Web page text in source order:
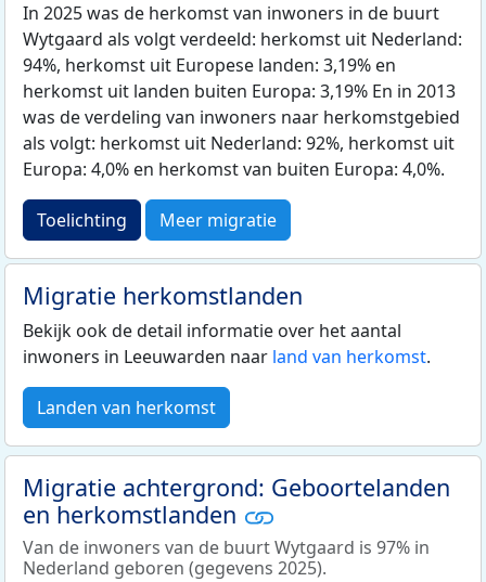
In 2025 was de herkomst van inwoners in de buurt
Wytgaard als volgt verdeeld: herkomst uit Nederland:
94%, herkomst uit Europese landen: 3,19% en
herkomst uit landen buiten Europa: 3,19% En in 2013
was de verdeling van inwoners naar herkomstgebied
als volgt: herkomst uit Nederland: 92%, herkomst uit
Europa: 4,0% en herkomst van buiten Europa: 4,0%.
Toelichting Meer migratie
Migratie herkomstlanden
Bekijk ook de detail informatie over het aantal
inwoners in Leeuwarden naar land van herkomst.
Landen van herkomst
Migratie achtergrond: Geboortelanden
en herkomstlanden
Van de inwoners van de buurt Wytgaard is 97% in
Nederland geboren (gegevens 2025).